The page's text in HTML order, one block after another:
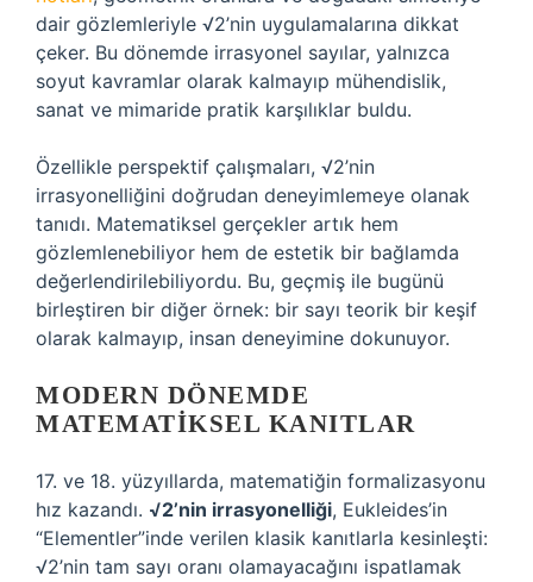
dair gözlemleriyle √2’nin uygulamalarına dikkat
çeker. Bu dönemde irrasyonel sayılar, yalnızca
soyut kavramlar olarak kalmayıp mühendislik,
sanat ve mimaride pratik karşılıklar buldu.
Özellikle perspektif çalışmaları, √2’nin
irrasyonelliğini doğrudan deneyimlemeye olanak
tanıdı. Matematiksel gerçekler artık hem
gözlemlenebiliyor hem de estetik bir bağlamda
değerlendirilebiliyordu. Bu, geçmiş ile bugünü
birleştiren bir diğer örnek: bir sayı teorik bir keşif
olarak kalmayıp, insan deneyimine dokunuyor.
MODERN DÖNEMDE
MATEMATIKSEL KANITLAR
17. ve 18. yüzyıllarda, matematiğin formalizasyonu
hız kazandı. √2’nin irrasyonelliği, Eukleides’in
“Elementler”inde verilen klasik kanıtlarla kesinleşti:
√2’nin tam sayı oranı olamayacağını ispatlamak